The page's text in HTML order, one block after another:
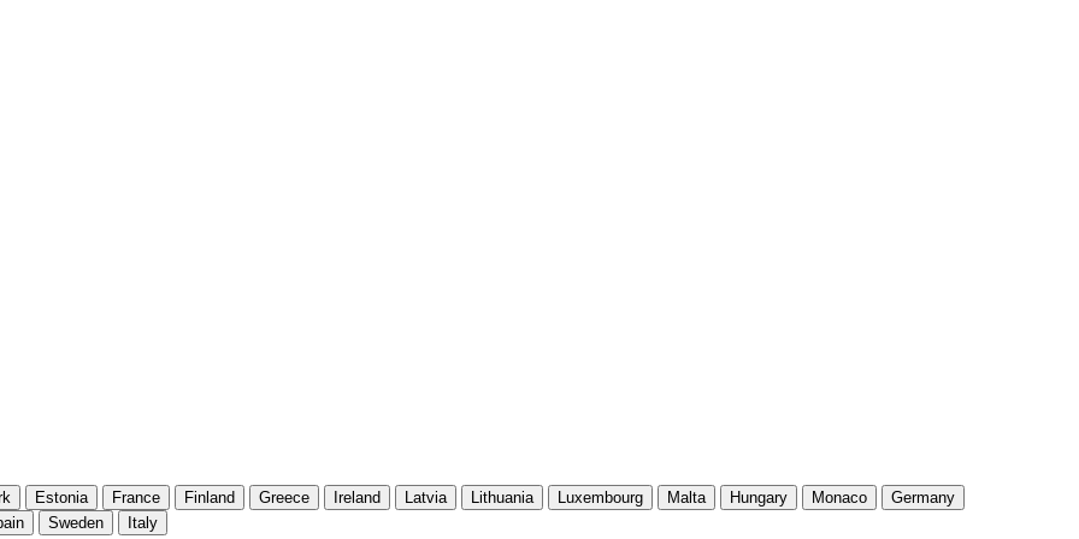
Estonia France Finland Greece Ireland Latvia Lithuania Luxembourg Malta Hungary Monaco
Germany
Sweden Italy